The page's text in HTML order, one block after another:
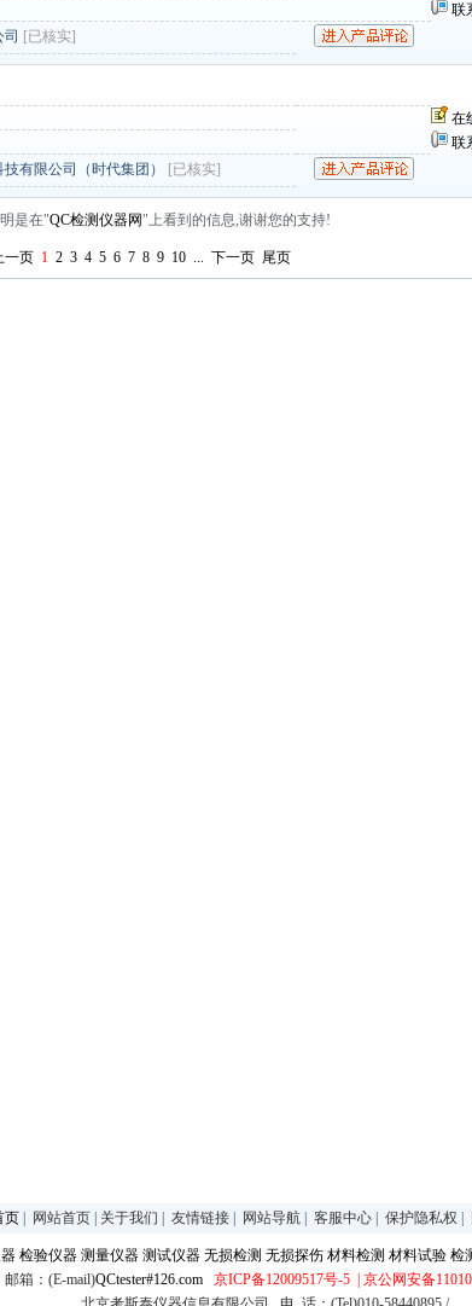
联
[已核实]
在
联
有限公司（时代集团）
[已核实]
是在"QC检测仪器网"上看到的信息,谢谢您的支持!
一页 1 2 3 4 5 6 7 8 9 10 ... 下一页 尾页
页 网站首页 关于我们 友情链接 网站导航 客服中心 保护隐私权
检验仪器 测量仪器 测试仪器 无损检测 无损探伤 材料检测 材料试验 检
邮箱：(E-mail)QCtester#126.com 京ICP备12009517号-5
| 京公网安备